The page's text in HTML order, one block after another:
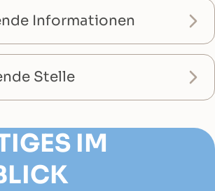
Informationen
Stelle
IM